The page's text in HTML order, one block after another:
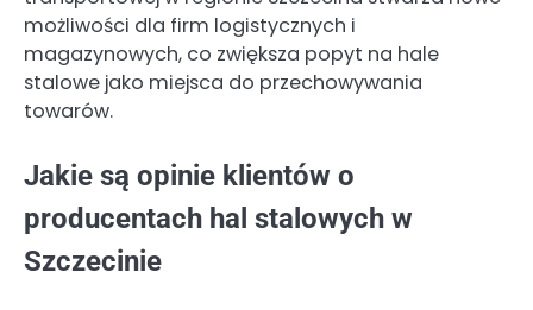
możliwości dla firm logistycznych i
magazynowych, co zwiększa popyt na hale
stalowe jako miejsca do przechowywania
towarów.
Jakie są opinie klientów o
producentach hal stalowych w
Szczecinie